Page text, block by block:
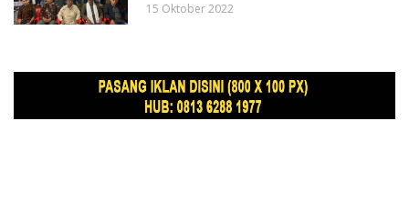
15 Oktober 2022